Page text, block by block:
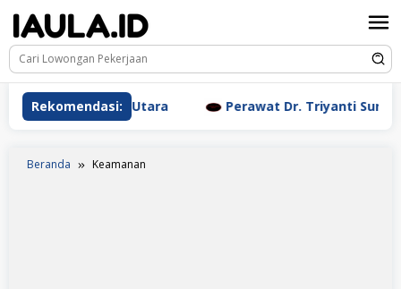
konten
Rekomendasi:
Jakarta Utara Perawat Dr. Triyanti Sundari
Beranda Keamanan